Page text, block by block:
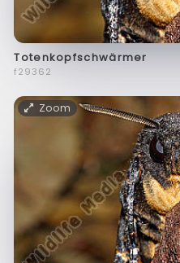
Totenkopfschwärmer
f29362
Zoom